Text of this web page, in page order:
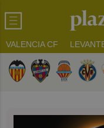
VALENCIA CF